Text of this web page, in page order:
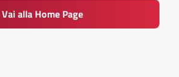
Vai alla Home Page